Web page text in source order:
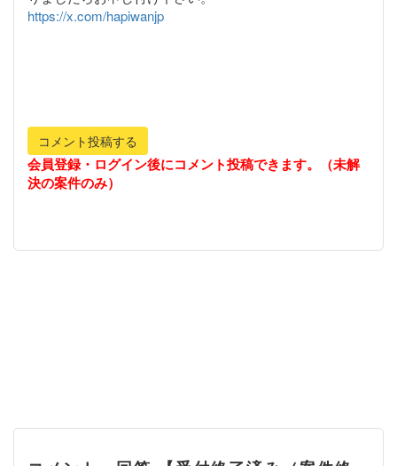
https://x.com/hapiwanjp
コメント投稿する
会員登録・ログイン後にコメント投稿できます。（未解
決の案件のみ）